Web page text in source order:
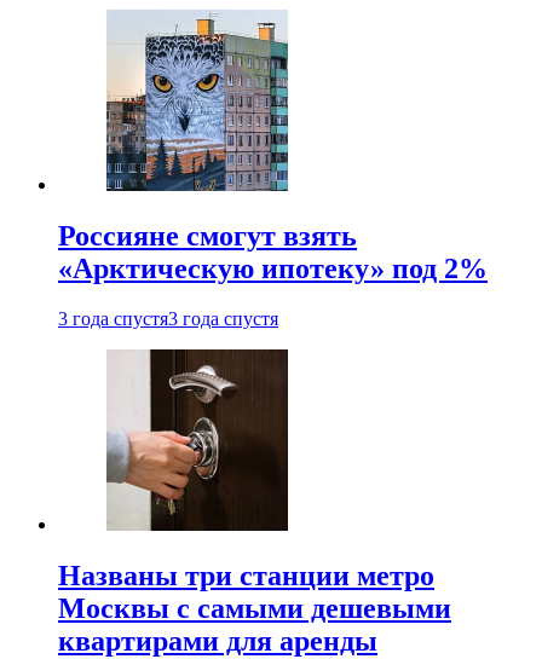
Россияне смогут взять
«Арктическую ипотеку» под 2%
3 года спустя3 года спустя
Названы три станции метро
Москвы с самыми дешевыми
квартирами для аренды